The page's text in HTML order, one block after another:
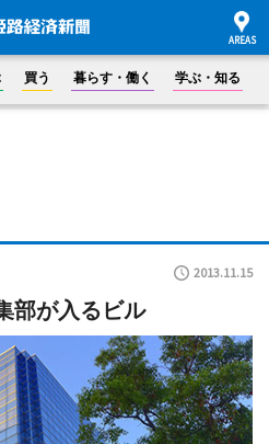
買う 暮らす・働く 学ぶ・知る
2013.11.15
部が入るビル